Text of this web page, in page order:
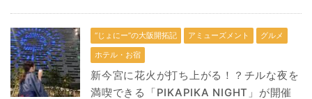
“じょにー”の大阪開拓記 アミューズメント
グルメ
ホテル・お宿
新今宮に花火が打ち上がる！？チルな夜を
満喫できる「PIKAPIKA NIGHT」が開催